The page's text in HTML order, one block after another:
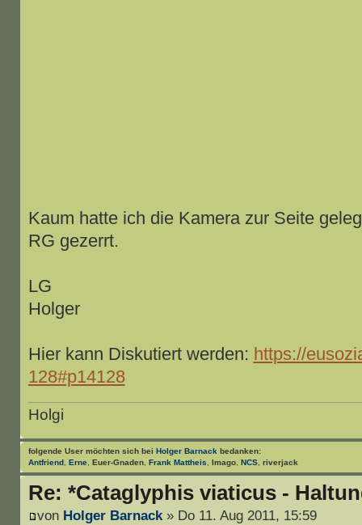
Kaum hatte ich die Kamera zur Seite
RG gezerrt.
LG
Holger
Hier kann Diskutiert werden: https://
128#p14128
Holgi
folgende User möchten sich bei Holger Barnack bedanken:
Antfriend, Erne, Euer-Gnaden, Frank Mattheis Imago, NCS, riverjack
Re: *Cataglyphis viaticus -
von Holger Barnack» Do 11. Aug 2011, 15:59